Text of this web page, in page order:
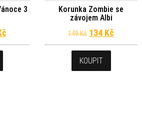
3
cena byla: 249 Kč.
Aktuální cena je: 224 Kč.
Korunka Zombie se
závojem Albi
149Kč Původní cena
134 Kč
KOUPIT